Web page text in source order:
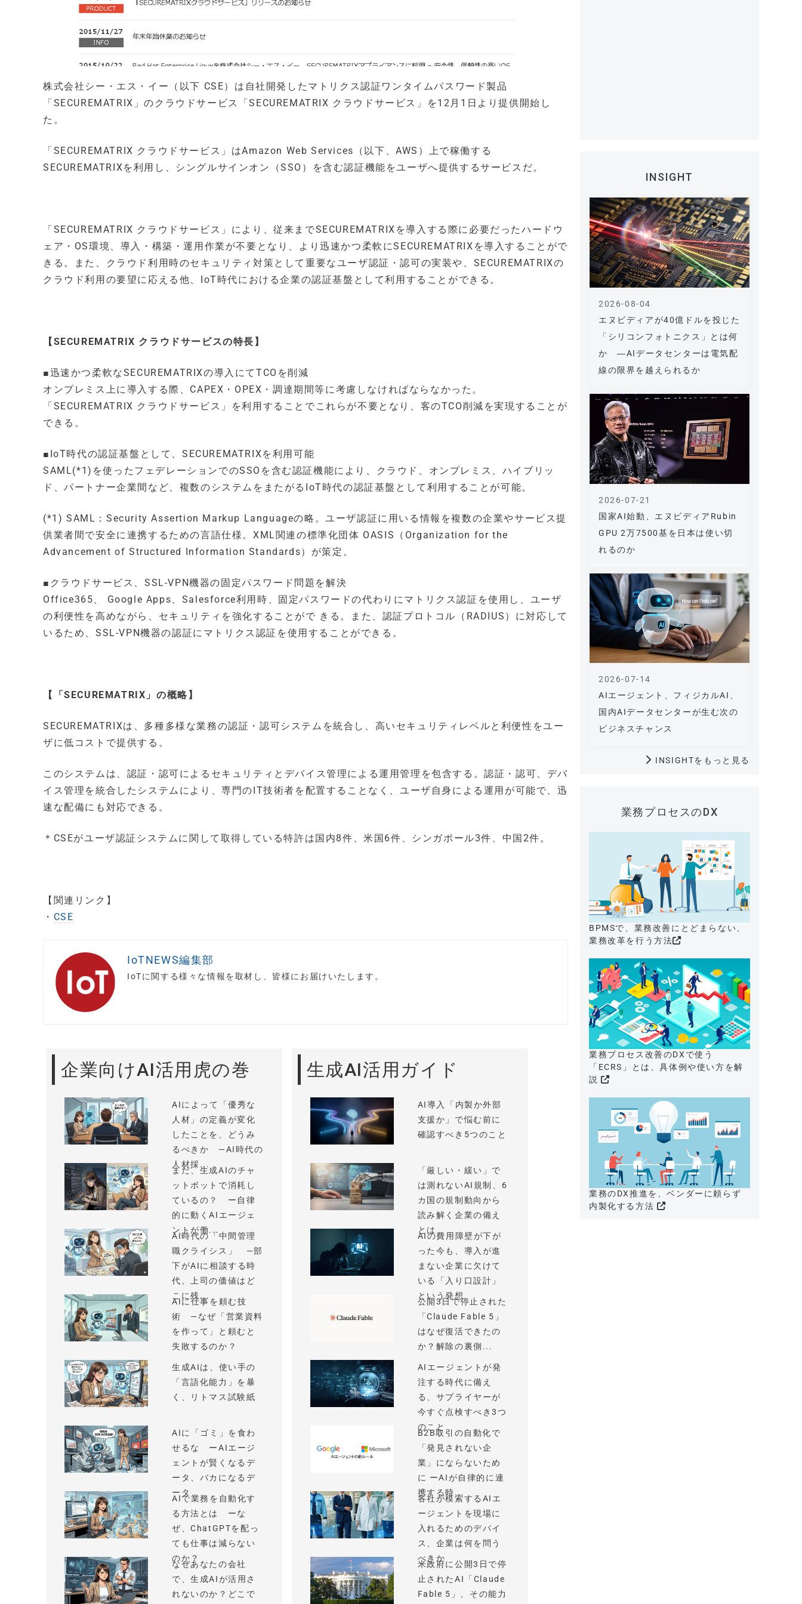
株式会社シー・エス・イー（以下 CSE）は自社開発したマトリクス認証ワンタイムパスワード製品
「SECUREMATRIX」のクラウドサービス「SECUREMATRIX クラウドサービス」を12月1日より提供開始し
た。
「SECUREMATRIX クラウドサービス」はAmazon Web Services（以下、AWS）上で稼働する
SECUREMATRIXを利用し、シングルサインオン（SSO）を含む認証機能をユーザへ提供するサービスだ。
「SECUREMATRIX クラウドサービス」により、従来までSECUREMATRIXを導入する際に必要だったハードウ
ェア・OS環境、導入・構築・運用作業が不要となり、より迅速かつ柔軟にSECUREMATRIXを導入することがで
きる。また、クラウド利用時のセキュリティ対策として重要なユーザ認証・認可の実装や、SECUREMATRIXの
クラウド利用の要望に応える他、IoT時代における企業の認証基盤として利用することができる。
【SECUREMATRIX クラウドサービスの特長】
■迅速かつ柔軟なSECUREMATRIXの導入にてTCOを削減
オンプレミス上に導入する際、CAPEX・OPEX・調達期間等に考慮しなければならなかった。
「SECUREMATRIX クラウドサービス」を利用することでこれらが不要となり、客のTCO削減を実現することが
できる。
■IoT時代の認証基盤として、SECUREMATRIXを利用可能
SAML(*1)を使ったフェデレーションでのSSOを含む認証機能により、クラウド、オンプレミス、ハイブリッ
ド、パートナー企業間など、複数のシステムをまたがるIoT時代の認証基盤として利用することが可能。
(*1) SAML：Security Assertion Markup Languageの略。ユーザ認証に用いる情報を複数の企業やサービス提
供業者間で安全に連携するための言語仕様。XML関連の標準化団体 OASIS（Organization for the
Advancement of Structured Information Standards）が策定。
■クラウドサービス、SSL-VPN機器の固定パスワード問題を解決
Office365、 Google Apps、Salesforce利用時、固定パスワードの代わりにマトリクス認証を使用し、ユーザ
の利便性を高めながら、セキュリティを強化することがで きる。また、認証プロトコル（RADIUS）に対応して
いるため、SSL-VPN機器の認証にマトリクス認証を使用することができる。
【「SECUREMATRIX」の概略】
SECUREMATRIXは、多種多様な業務の認証・認可システムを統合し、高いセキュリティレベルと利便性をユー
ザに低コストで提供する。
このシステムは、認証・認可によるセキュリティとデバイス管理による運用管理を包含する。認証・認可、デバ
イス管理を統合したシステムにより、専門のIT技術者を配置することなく、ユーザ自身による運用が可能で、迅
速な配備にも対応できる。
＊CSEがユーザ認証システムに関して取得している特許は国内8件、米国6件、シンガポール3件、中国2件。
【関連リンク】
・ CSE
IoTNEWS編集部
IoTに関する様々な情報を取材し、皆様にお届けいたします。
企業向けAI活用虎の巻
AIによって「優秀な
人材」の定義が変化
したことを、どうみ
るべきか —AI時代の
人材採...
まだ、生成AIのチャ
ットボットで消耗し
ているの？ ー自律
的に動くAIエージェ
ントが働...
AI時代の「中間管理
職クライシス」 —部
下がAIに相談する時
代、上司の価値はど
こに残...
AIに仕事を頼む技
術 —なぜ「営業資料
を作って」と頼むと
失敗するのか？
生成AIは、使い手の
「言語化能力」を暴
く、リトマス試験紙
AIに「ゴミ」を食わ
せるな ーAIエージ
ェントが賢くなるデ
ータ、バカになるデ
ータ
AIで業務を自動化す
る方法とは ーな
ぜ、ChatGPTを配っ
ても仕事は減らない
のか？
なぜあなたの会社
で、生成AIが活用さ
れないのか？どこで
生成AI活用ガイド
AI導入「内製か外部
支援か」で悩む前に
確認すべき5つのこと
「厳しい・緩い」で
は測れないAI規制、6
カ国の規制動向から
読み解く企業の備え
とは
AIの費用障壁が下が
った今も、導入が進
まない企業に欠けて
いる「入り口設計」
という発想
公開3日で停止された
「Claude Fable 5」
はなぜ復活できたの
か？解除の裏側...
AIエージェントが発
注する時代に備え
る、サプライヤーが
今すぐ点検すべき3つ
のこと
B2B取引の自動化で
「発見されない企
業」にならないため
に ーAIが自律的に連
携する時...
各社が模索するAIエ
ージェントを現場に
入れるためのデバイ
ス、企業は何を問う
べきか
米政府に公開3日で停
止されたAI「Claude
Fable 5」、その能力
INSIGHT
エヌビディアが40億ドルを投じた
「シリコンフォトニクス」とは何
か ―AIデータセンターは電気配
線の限界を越えられるか
2026-08-04
国家AI始動、エヌビディアRubin
GPU 2万7500基を日本は使い切
れるのか
2026-07-21
AIエージェント、フィジカルAI、
国内AIデータセンターが生む次の
ビジネスチャンス
2026-07-14
INSIGHTをもっと見る
業務プロセスのDX
BPMSで、業務改善にとどまらない、
業務改革を行う方法
業務プロセス改善のDXで使う
「ECRS」とは、具体例や使い方を解
説
業務のDX推進を、ベンダーに頼らず
内製化する方法